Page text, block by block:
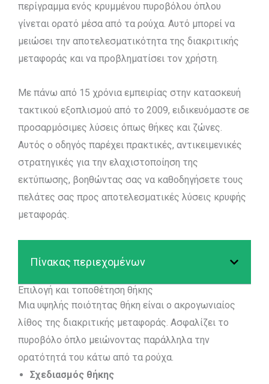
περίγραμμα ενός κρυμμένου πυροβόλου όπλου
γίνεται ορατό μέσα από τα ρούχα. Αυτό μπορεί να
μειώσει την αποτελεσματικότητα της διακριτικής
μεταφοράς και να προβληματίσει τον χρήστη.
Με πάνω από 15 χρόνια εμπειρίας στην κατασκευή
τακτικού εξοπλισμού από το 2009, ειδικευόμαστε σε
προσαρμόσιμες λύσεις όπως θήκες και ζώνες.
Αυτός ο οδηγός παρέχει πρακτικές, αντικειμενικές
στρατηγικές για την ελαχιστοποίηση της
εκτύπωσης, βοηθώντας σας να καθοδηγήσετε τους
πελάτες σας προς αποτελεσματικές λύσεις κρυφής
μεταφοράς.
Πίνακας περιεχομένων
Επιλογή και τοποθέτηση θήκης
Μια υψηλής ποιότητας θήκη είναι ο ακρογωνιαίος
λίθος της διακριτικής μεταφοράς. Ασφαλίζει το
πυροβόλο όπλο μειώνοντας παράλληλα την
ορατότητά του κάτω από τα ρούχα.
Σχεδιασμός θήκης